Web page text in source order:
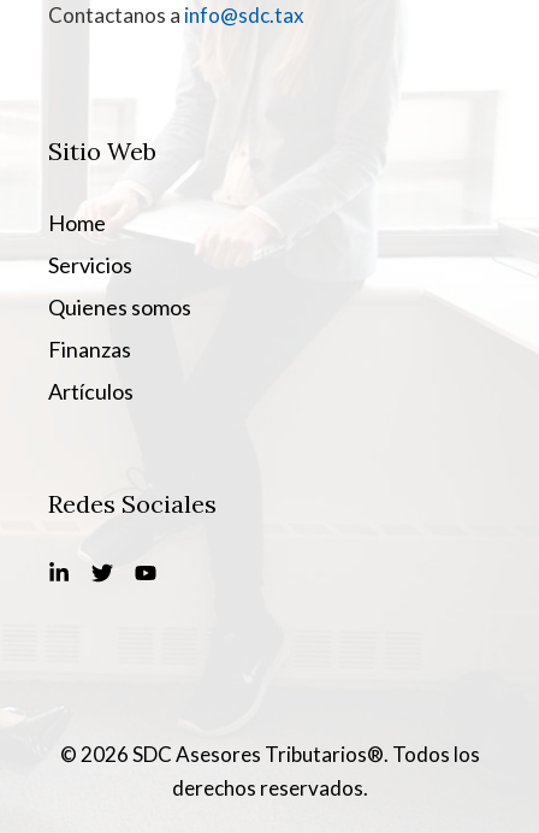
Contactanos a info@sdc.tax
Sitio Web
Home
Servicios
Quienes somos
Finanzas
Artículos
Redes Sociales
© 2026 SDC Asesores Tributarios®. Todos los
derechos reservados.